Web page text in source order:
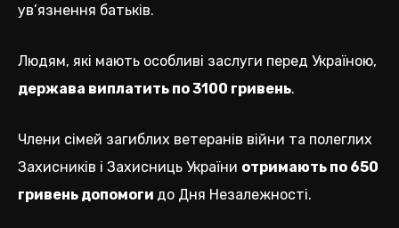
ув’язнення батьків.
Людям, які мають особливі заслуги перед Україною,
держава виплатить по 3100 гривень.
Члени сімей загиблих ветеранів війни та полеглих
Захисників і Захисниць України отримають по 650
гривень допомоги до Дня Незалежності.